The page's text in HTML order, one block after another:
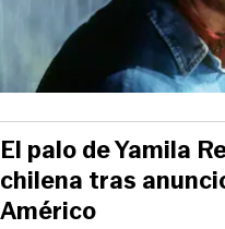
El palo de Yamila
chilena tras
Américo